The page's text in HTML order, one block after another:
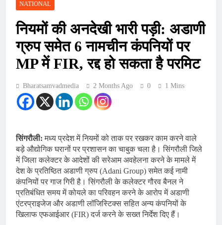
NATIONAL
नियमों की अनदेखी भारी पड़ी: अडाणी
ग्रुप समेत 6 नामचीन कंपनियों पर
MP में FIR, रद्द हो सकता है परमिट
Bharatsamvadmedia 2 Months Ago 0 1 Mins
सिंगरौली: मध्य प्रदेश में नियमों को ताक पर रखकर काम करने वाले
बड़े औद्योगिक घरानों पर प्रशासन का चाबुक चला है। सिंगरौली जिले
में जिला कलेक्टर के आदेशों की सरेआम अवहेलना करने के मामले में
देश के प्रतिष्ठित अडाणी ग्रुप (Adani Group) समेत कई नामी
कंपनियों पर गाज गिरी है। सिंगरौली के कलेक्टर गौरव बैनल ने
प्रतिबंधित समय में कोयले का परिवहन करने के आरोप में अडाणी
एंटरप्राइजेज और अडाणी लॉजिस्टिक्स सहित अन्य कंपनियों के
खिलाफ एफआईआर (FIR) दर्ज करने के सख्त निर्देश दिए हैं।